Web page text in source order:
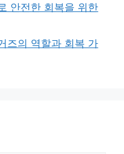
안전한 회복을 위한
즈의 역할과 회복 가